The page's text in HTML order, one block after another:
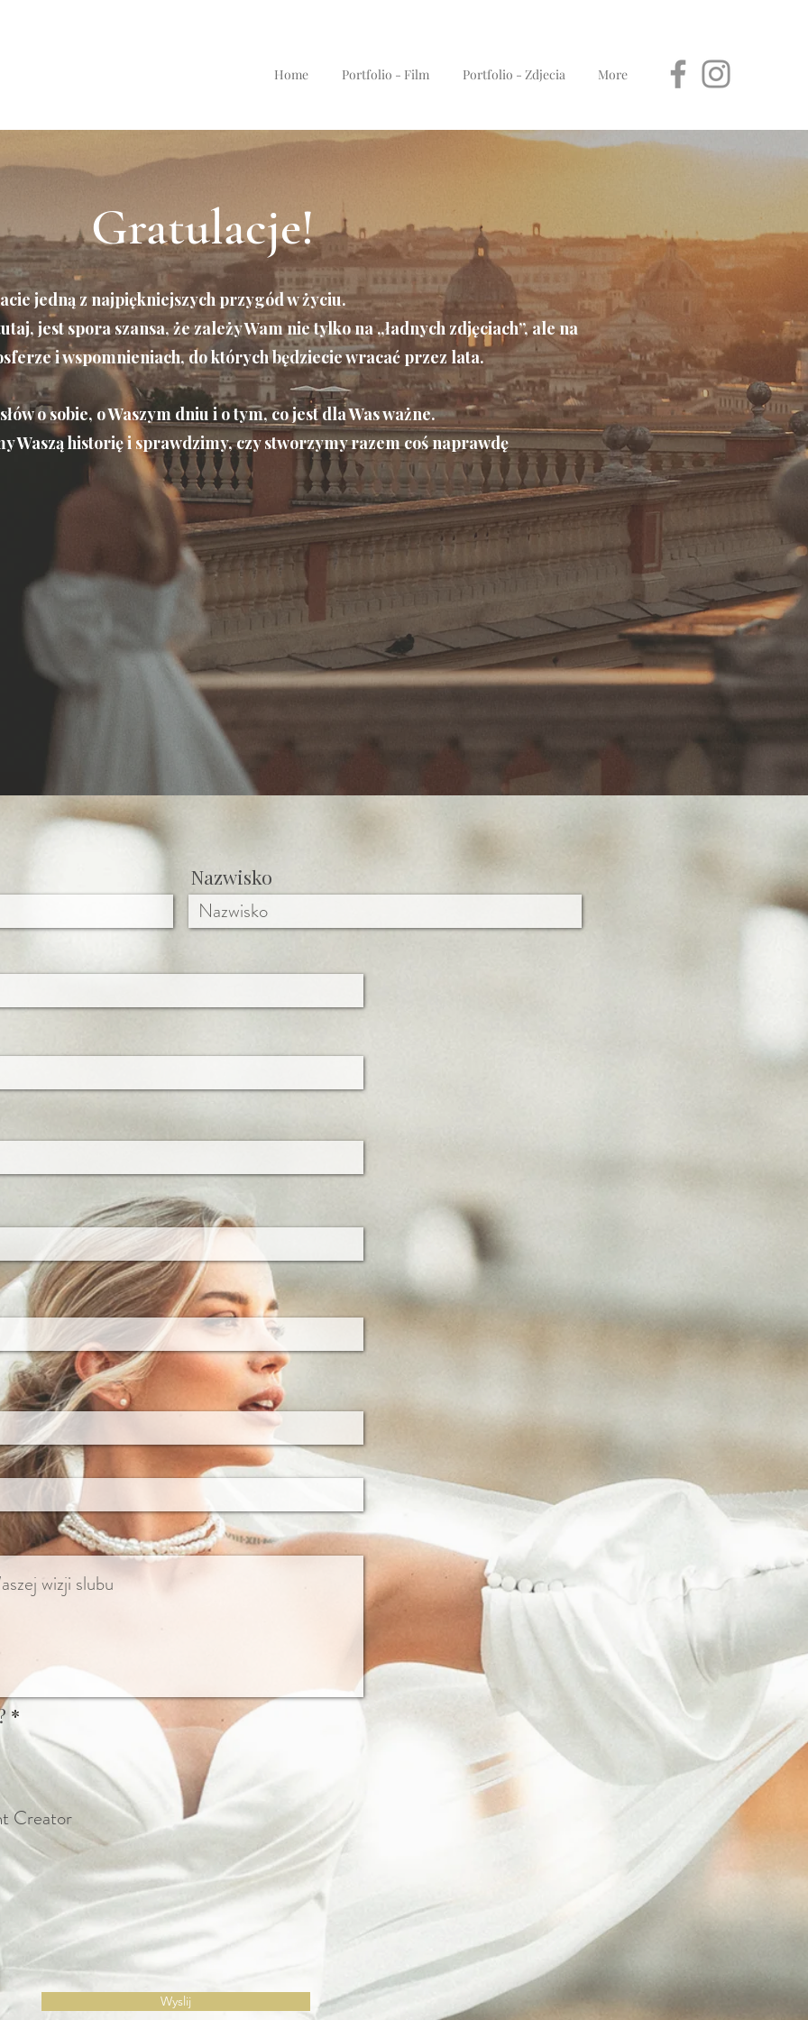
Home Portfolio - Film Portfolio - Zdjecia More
Gratulacje!
jedną z najpiękniejszych przygód w życiu.
jest spora szansa, że zależy Wam nie tylko na „ładnych zdjęciach”, ale na
i wspomnieniach, do których będziecie wracać przez lata.
o sobie, o Waszym dniu i o tym, co jest dla Was ważne.
Waszą historię i sprawdzimy, czy stworzymy razem coś naprawdę
Nazwisko
*
Creator
Wyslij